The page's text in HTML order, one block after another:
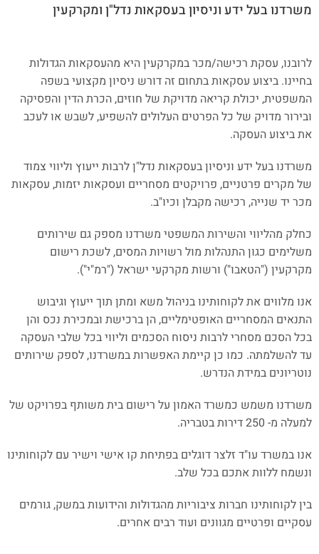
משרדנו בעל ידע וניסיון בעסקאות נדל"ן ומקרקעין
לרובנו, עסקת רכישה/מכר במקרקעין היא מהעסקאות הגדולות
בחיינו. ביצוע עסקאות בתחום זה דורש ניסיון מקצועי בשפה
המשפטית, יכולת קריאה מדויקת של חוזים, הכרת הדין והפסיקה
ובירור מדויק של כל הפרטים העלולים להשפיע, לשבש או לעכב
את ביצוע העסקה.
משרדנו בעל ידע וניסיון בעסקאות נדל"ן לרבות ייעוץ וליווי צמוד
של מקרים פרטניים, פרויקטים מסחריים ועסקאות יזמות, עסקאות
מכר יד שנייה, רכישה מקבלן וכיו"ב.
כחלק מהליווי והשירות המשפטי משרדנו מספק גם שירותים
משלימים כגון התנהלות מול רשויות המסים, לשכת רישום
מקרקעין ("הטאבו") ורשות מקרקעי ישראל ("רמ"י").
אנו מלווים את לקוחותינו בניהול משא ומתן תוך ייעוץ וגיבוש
התנאים המסחריים האופטימליים, הן ברכישת ובמכירת נכס והן
בכל הסכם מסחרי לרבות ניסוח הסכמים וליווי בכל שלבי העסקה
עד להשלמתה. כמו כן קיימת האפשרות במשרדנו, לספק שירותים
נוטריונים במידת הנדרש.
משרדנו משמש כמשרד האמון על רישום בית משותף בפרויקט של
למעלה מ- 250 דירות בטבריה.
אנו במשרד עו"ד זלצר דוגלים בפתיחת קו אישי וישיר עם לקוחותינו
ונשמח ללוות אתכם בכל שלב.
בין לקוחותינו חברות ציבוריות מהגדולות והידועות במשק, גורמים
עסקיים ופרטיים מגוונים ועוד רבים אחרים.